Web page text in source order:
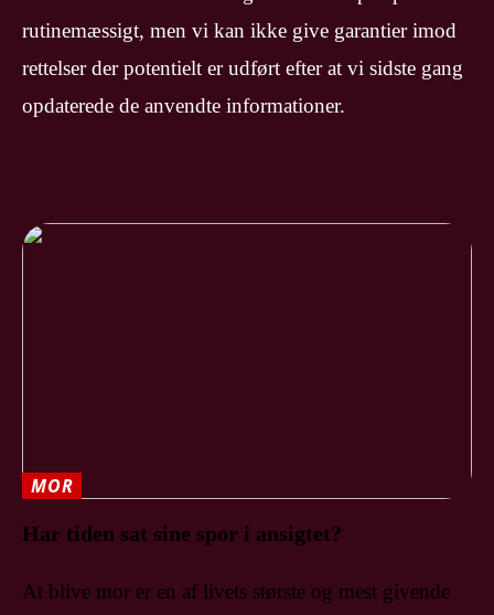
rutinemæssigt, men vi kan ikke give garantier imod
rettelser der potentielt er udført efter at vi sidste gang
opdaterede de anvendte informationer.
MOR
Har tiden sat sine spor i ansigtet?
At blive mor er en af livets største og mest givende